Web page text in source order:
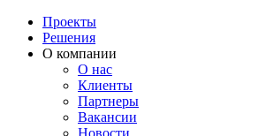
Проекты
Решения
О компании
О нас
Клиенты
Партнеры
Вакансии
Новости